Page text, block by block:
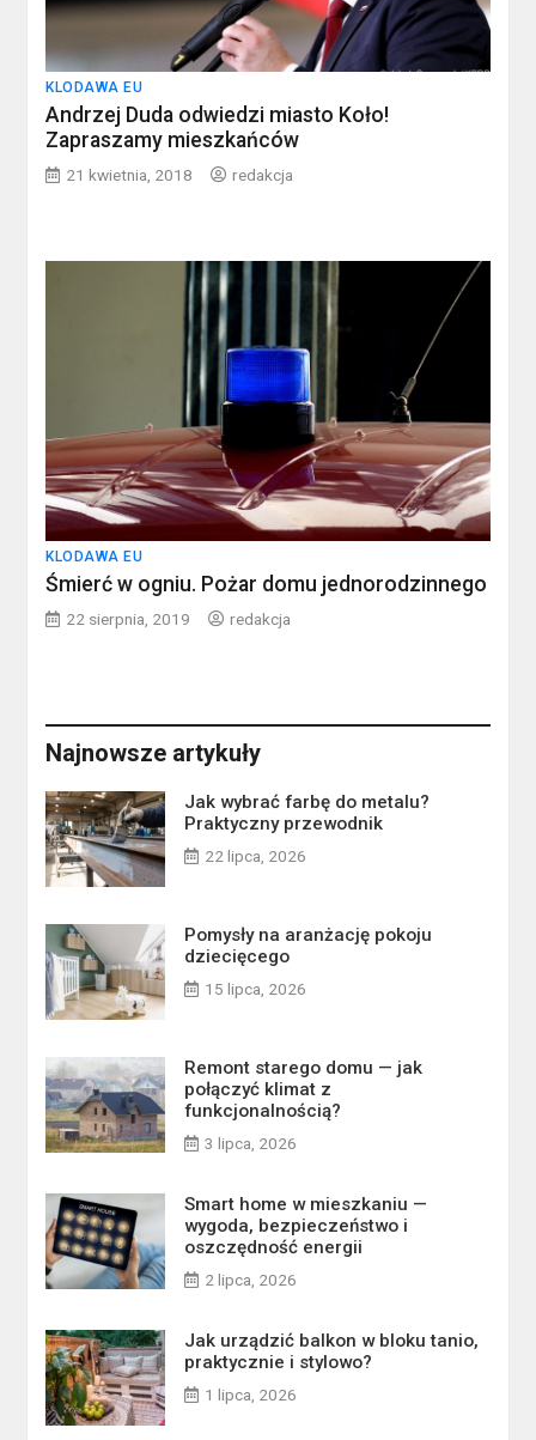
KLODAWA EU
Andrzej Duda odwiedzi miasto Koło!
Zapraszamy mieszkańców
21 kwietnia, 2018 redakcja
KLODAWA EU
Śmierć w ogniu. Pożar domu jednorodzinnego
22 sierpnia, 2019 redakcja
Najnowsze artykuły
Jak wybrać farbę do metalu?
Praktyczny przewodnik
22 lipca, 2026
Pomysły na aranżację pokoju
dziecięcego
15 lipca, 2026
Remont starego domu — jak
połączyć klimat z
funkcjonalnością?
3 lipca, 2026
Smart home w mieszkaniu —
wygoda, bezpieczeństwo i
oszczędność energii
2 lipca, 2026
Jak urządzić balkon w bloku tanio,
praktycznie i stylowo?
1 lipca, 2026